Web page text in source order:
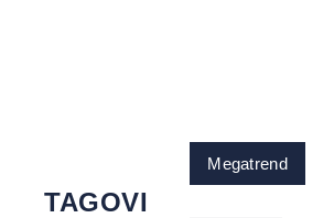
TAGOVI
Megatrend